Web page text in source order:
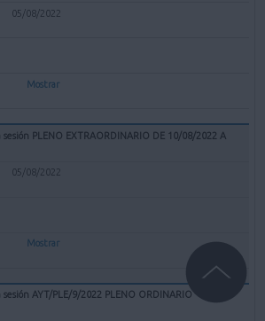
05/08/2022
Mostrar
PLENO EXTRAORDINARIO DE 10/08/2022 A
05/08/2022
Mostrar
sesión AYT/PLE/9/2022 PLENO ORDINARIO